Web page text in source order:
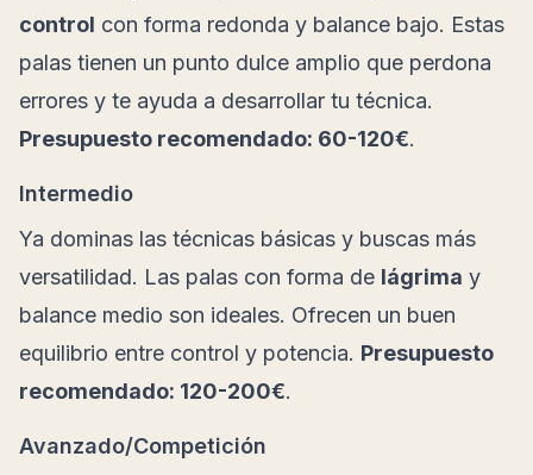
control con forma redonda y balance bajo. Estas
palas tienen un punto dulce amplio que perdona
errores y te ayuda a desarrollar tu técnica.
Presupuesto recomendado: 60-120€.
Intermedio
Ya dominas las técnicas básicas y buscas más
versatilidad. Las palas con forma de lágrima y
balance medio son ideales. Ofrecen un buen
equilibrio entre control y potencia. Presupuesto
recomendado: 120-200€.
Avanzado/Competición